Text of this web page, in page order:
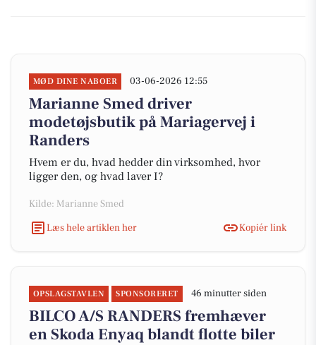
MØD DINE NABOER 03-06-2026 12:55
Marianne Smed driver
modetøjsbutik på Mariagervej i
Randers
Hvem er du, hvad hedder din virksomhed, hvor
ligger den, og hvad laver I?
Kilde: Marianne Smed
Læs hele artiklen her
Kopiér link
OPSLAGSTAVLEN SPONSORERET 46 minutter siden
BILCO A/S RANDERS fremhæver
en Skoda Enyaq blandt flotte biler